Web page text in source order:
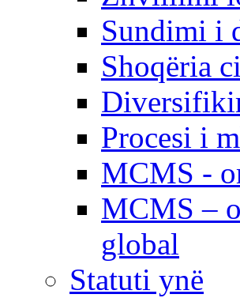
Sundimi i
Shoqëria
Procesi i
MCMS -
MCMS –
global
Statuti ynë